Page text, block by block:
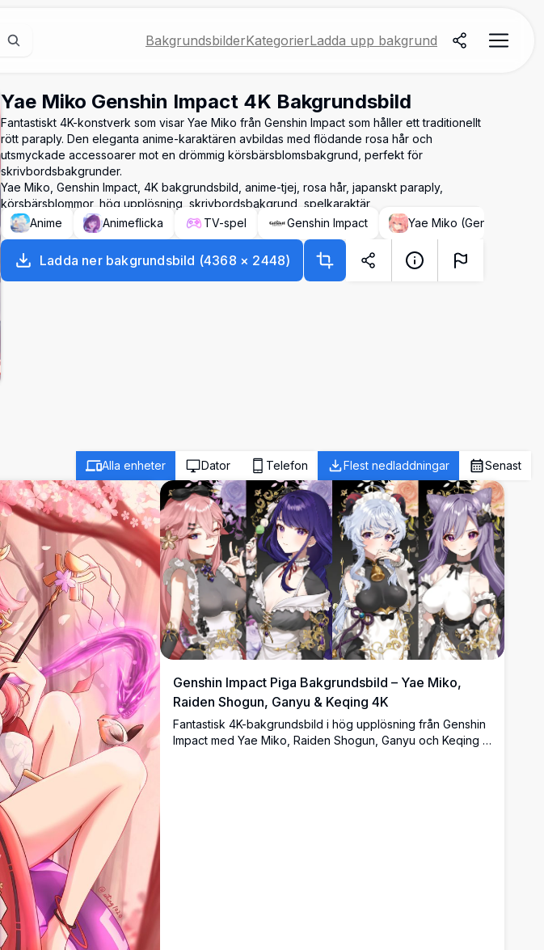
BakgrundsbilderKategorierLadda upp bakgrund
Yae Miko Genshin Impact 4K Bakgrundsbild
Fantastiskt 4K-konstverk som visar Yae Miko från Genshin Impact som håller ett traditionellt
rött paraply. Den eleganta anime-karaktären avbildas med flödande rosa hår och
utsmyckade accessoarer mot en drömmig körsbärsblomsbakgrund, perfekt för
skrivbordsbakgrunder.
Yae Miko, Genshin Impact, 4K bakgrundsbild, anime-tjej, rosa hår, japanskt paraply,
körsbärsblommor, hög upplösning, skrivbordsbakgrund, spelkaraktär
Anime
Animeflicka TV-spel Genshin Impact Yae Miko (Genshin
Ladda ner bakgrundsbild (4368 × 2448)
Alla enheter Dator Telefon Flest nedladdningar Senast
Genshin Impact Piga Bakgrundsbild – Yae Miko,
Raiden Shogun, Ganyu & Keqing 4K
Fantastisk 4K-bakgrundsbild i hög upplösning från Genshin
Impact med Yae Miko, Raiden Shogun, Ganyu och Keqing i